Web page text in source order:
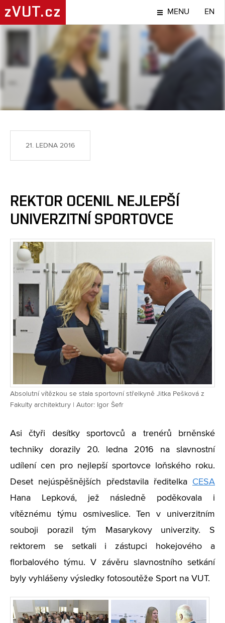
zVUT.cz MENU EN
SPORT
21. LEDNA 2016
REKTOR OCENIL NEJLEPŠÍ
UNIVERZITNÍ SPORTOVCE
Absolutní vítězkou se stala sportovní střelkyně Jitka Pešková z
Fakulty architektury | Autor: Igor Šefr
Asi čtyři desítky sportovců a trenérů brněnské
techniky dorazily 20. ledna 2016 na slavnostní
udílení cen pro nejlepší sportovce loňského roku.
Deset nejúspěšnějších představila ředitelka CESA
Hana Lepková, jež následně poděkovala i
vítěznému týmu osmiveslice. Ten v univerzitním
souboji porazil tým Masarykovy univerzity. S
rektorem se setkali i zástupci hokejového a
florbalového týmu. V závěru slavnostního setkání
byly vyhlášeny výsledky fotosoutěže Sport na VUT.